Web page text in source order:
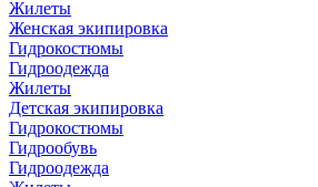
Жилеты
Женская экипировка
Гидрокостюмы
Гидроодежда
Жилеты
Детская экипировка
Гидрокостюмы
Гидрообувь
Гидроодежда